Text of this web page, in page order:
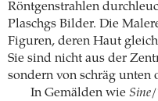
Röntgenstrahlen
Plaschgs Bilder. Die
Figuren, deren Haut
Sie sind nicht aus der
sondern von schräg unten
In Gemälden wie Sine/